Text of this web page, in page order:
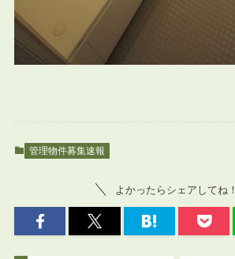
管理物件募集速報
よかったらシェアしてね！